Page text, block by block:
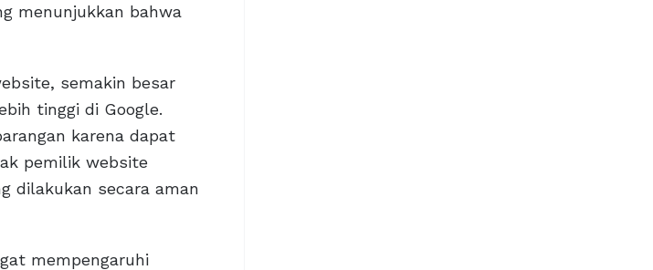
menunjukkan bahwa
semakin besar
tinggi di Google.
karena dapat
pemilik website
dilakukan secara aman
mempengaruhi